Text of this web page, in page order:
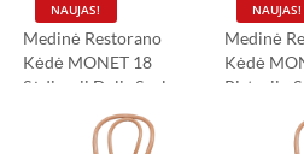
Medinė Restorano
Kėdė MONET 18
Sėdimoji Dalis Spalvos
NAUJAS!
Medinė
Kėdė
Pistacijų
NAUJAS!